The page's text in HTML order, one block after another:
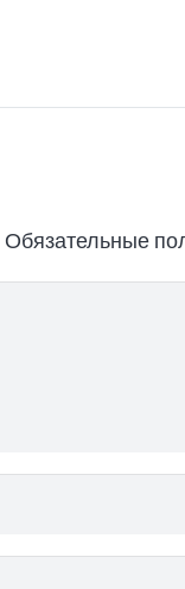
Обязательные